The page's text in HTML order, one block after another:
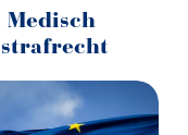
Medisch
strafrecht